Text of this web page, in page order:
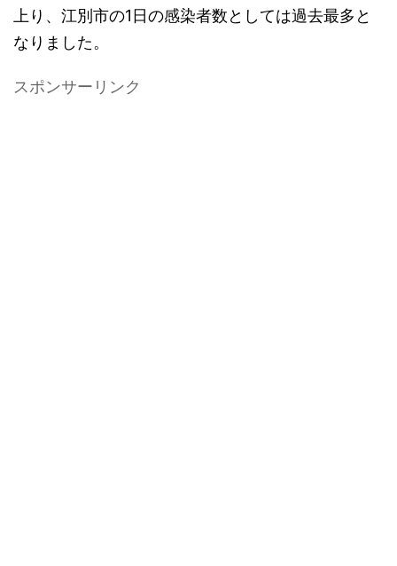
上り、江別市の1日の感染者数としては過去最多と
なりました。
スポンサーリンク